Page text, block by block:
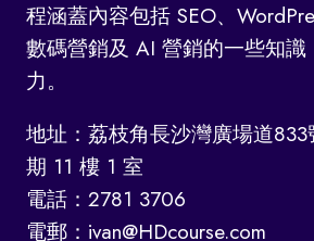
程涵蓋內容包括 SEO、
數碼營銷及 AI 營銷的一些知
力。
地址：荔枝角長沙灣廣場道
期 11 樓 1 室
電話：2781 3706
電郵：ivan@HDcourse.com